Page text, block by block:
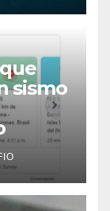
sismo